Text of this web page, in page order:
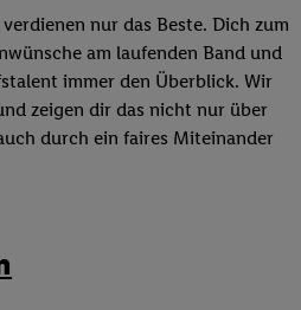
nur das Beste. Dich zum
am laufenden Band und
immer den Überblick. Wir
zeigen dir das nicht nur über
durch ein faires Miteinander